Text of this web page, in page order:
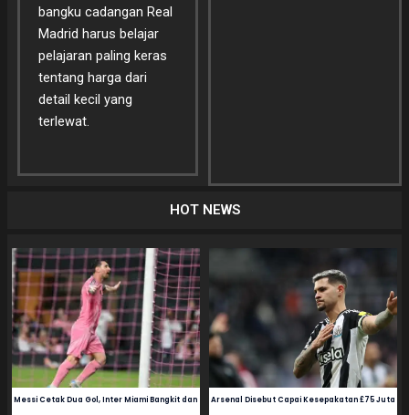
bangku cadangan Real
Madrid harus belajar
pelajaran paling keras
tentang harga dari
detail kecil yang
terlewat.
HOT NEWS
Messi Cetak Dua Gol, Inter Miami Bangkit dan Arsenal Disebut Capai Kesepakatan £75 Juta